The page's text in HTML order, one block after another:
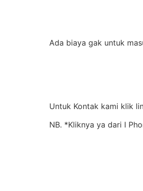
Ada biaya gak untuk
Untuk Kontak kami klik
NB. *Kliknya ya dari I